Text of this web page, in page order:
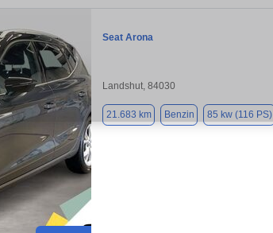
Seat Arona
Landshut, 84030
21.683 km Benzin 85 kw (116 PS)